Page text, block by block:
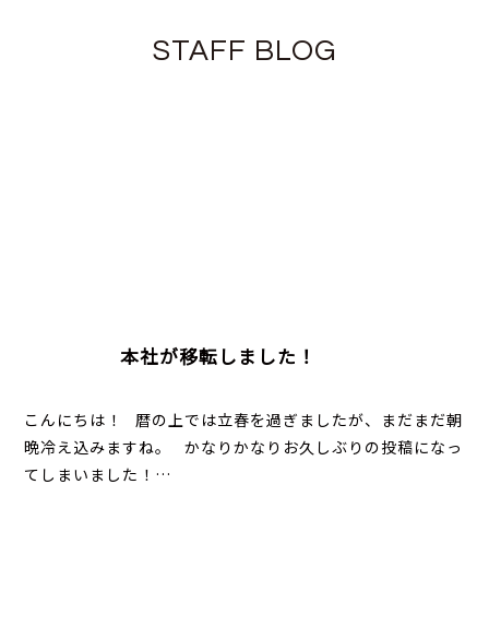
STAFF BLOG
本社が移転しました！
こんにちは！ 暦の上では立春を過ぎましたが、まだまだ朝
晩冷え込みますね。 かなりかなりお久しぶりの投稿になっ
てしまいました！…